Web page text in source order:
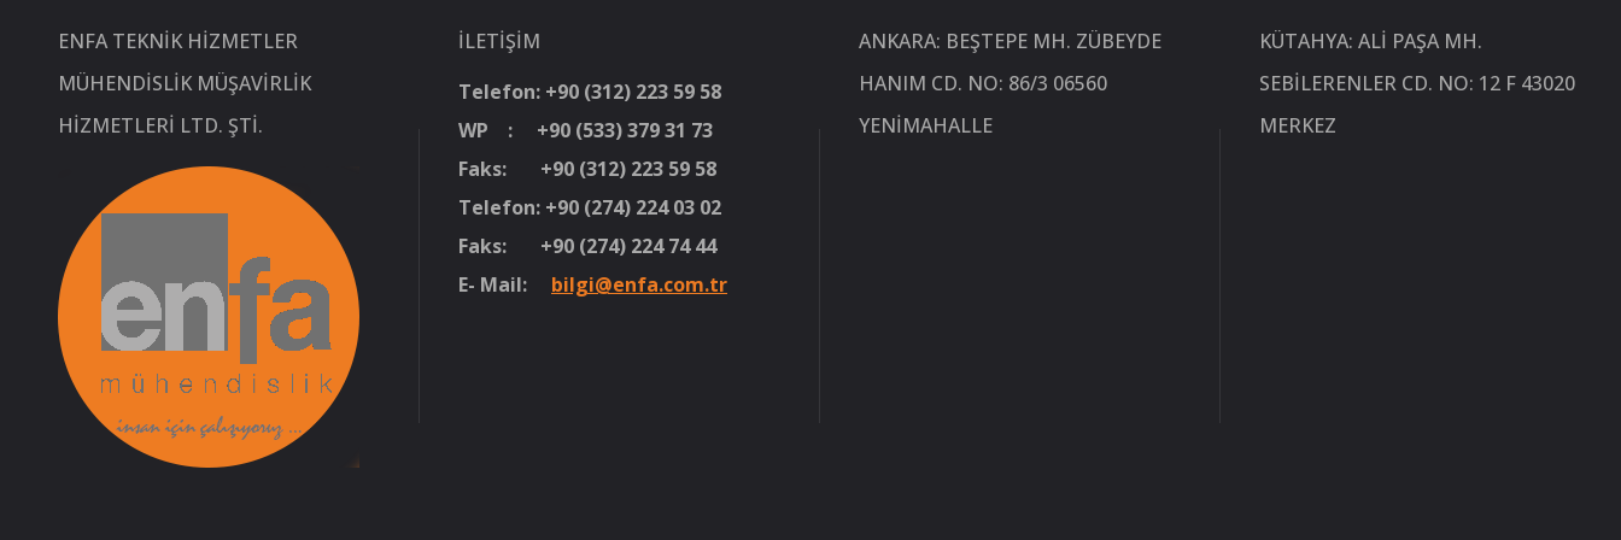
ENFA TEKNIK HIZMETLER
MÜHENDISLIK MÜŞAVIRLIK
HIZMETLERI LTD. ŞTI.
İLETIŞIM
Telefon: +90 (312) 223 59 58
WP : +90 (533) 379 31 73
Faks: +90 (312) 223 59 58
Telefon: +90 (274) 224 03 02
Faks: +90 (274) 224 74 44
E- Mail: bilgi@enfa.com.tr
ANKARA: BEŞTEPE MH. ZÜBEYDE
HANIM CD. NO: 86/3 06560
YENIMAHALLE
KÜTAHYA: ALI PAŞA MH.
SEBILERENLER CD. NO: 12 F 43020
MERKEZ